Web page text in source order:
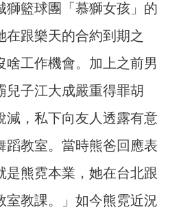
獅籃球團「慕獅女孩」的
在跟樂天的合約到期之
啥工作機會。加上之前男
兒子江大成嚴重得罪胡
減，私下向友人透露有意
蹈教室。當時熊爸回應表
是熊霓本業，她在台北跟
室教課。」如今熊霓近況